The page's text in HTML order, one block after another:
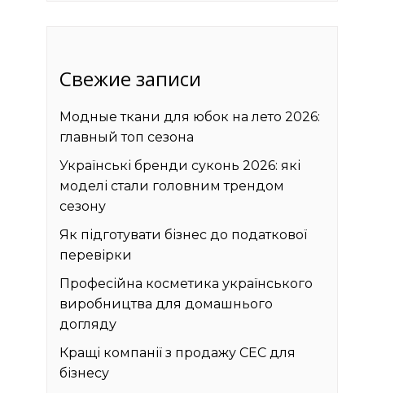
Свежие записи
Модные ткани для юбок на лето 2026:
главный топ сезона
Українські бренди суконь 2026: які
моделі стали головним трендом
сезону
Як підготувати бізнес до податкової
перевірки
Професійна косметика українського
виробництва для домашнього
догляду
Кращі компанії з продажу СЕС для
бізнесу